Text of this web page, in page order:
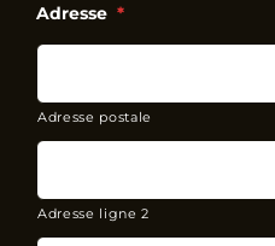
Adresse *
Adresse postale
Adresse ligne 2